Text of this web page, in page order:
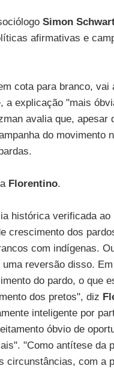
Simon
afirmativas e
cota para branco, vai
a explicação "mais
avalia que, apesar
do movimento
Florentino.
histórica verificada ao
crescimento dos
com indígenas.
reversão disso.
do pardo, o que
dos pretos", diz
inteligente por
óbvio de
"Como antítese da
circunstâncias, com a